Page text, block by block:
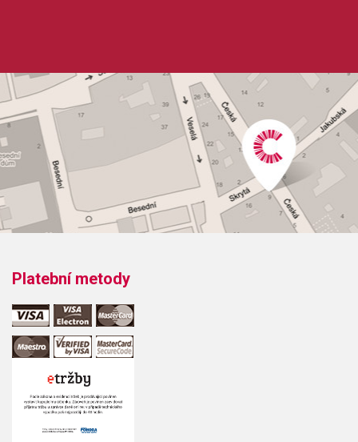
76=brilantní, dobrá vrchní poloha
41=brilantní, klade větší odpor
57=živé, dobrá vrchní poloha
25=veliké, otevřené
Podrobnější popis a srovnání s ostatními nátrubky najdete v PDF souboru
přímo od výrobce.
Platební metody